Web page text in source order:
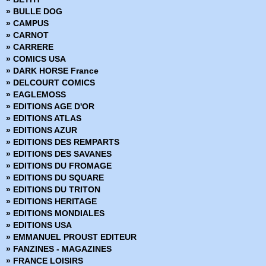
» Conan (1997-1999)
» Conan le barbare (1999)
» Daredevil
» Dark Reign
» Dark Reign - Hors Série
» Dark Reign Saga
» DC Heroes
» DC Trinity
» DC Universe
» DC Universe Hors Série
» Deadpool (Vol 1 - 1999)
» Deadpool (Vol 2 - 2011)
» Deadpool (Vol 3 - 2012)
» Deadpool (Vol 4 - 2013)
» Deadpool (Vol 5 - 2017)
» Deadpool Hors Série (Vol 1 - 2014)
» Deadpool Hors Série (Vol 2 - 2017)
» Fantastic Four - Renaissance des Heros
» Fantastic Four - Retour des Heros
» Fear Itself
» Fear Itself - Hors Série
» Fear Itself - The fearless
» Fortnite x Marvel : La Guerre zéro
» BULLE DOG
» CAMPUS
» CARNOT
» CARRERE
» COMICS USA
» DARK HORSE France
» DELCOURT COMICS
» EAGLEMOSS
» EDITIONS AGE D'OR
» EDITIONS ATLAS
» EDITIONS AZUR
» EDITIONS DES REMPARTS
» EDITIONS DES SAVANES
» EDITIONS DU FROMAGE
» EDITIONS DU SQUARE
» EDITIONS DU TRITON
» EDITIONS HERITAGE
» EDITIONS MONDIALES
» EDITIONS USA
» EMMANUEL PROUST EDITEUR
» FANZINES - MAGAZINES
» FRANCE LOISIRS